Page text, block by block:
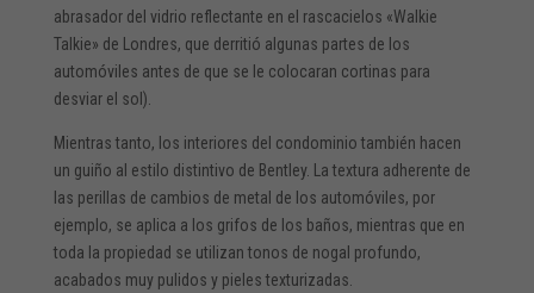
abrasador del vidrio reflectante en el rascacielos «Walkie
Talkie» de Londres, que derritió algunas partes de los
automóviles antes de que se le colocaran cortinas para
desviar el sol).
Mientras tanto, los interiores del condominio también hacen
un guiño al estilo distintivo de Bentley. La textura adherente de
las perillas de cambios de metal de los automóviles, por
ejemplo, se aplica a los grifos de los baños, mientras que en
toda la propiedad se utilizan tonos de nogal profundo,
acabados muy pulidos y pieles texturizadas.